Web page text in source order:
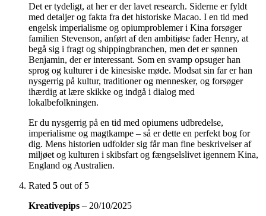
Det er tydeligt, at her er der lavet research. Siderne er fyldt
med detaljer og fakta fra det historiske Macao. I en tid med
engelsk imperialisme og opiumproblemer i Kina forsøger
familien Stevenson, anført af den ambitiøse fader Henry, at
begå sig i fragt og shippingbranchen, men det er sønnen
Benjamin, der er interessant. Som en svamp opsuger han
sprog og kulturer i de kinesiske møde. Modsat sin far er han
nysgerrig på kultur, traditioner og mennesker, og forsøger
ihærdig at lære skikke og indgå i dialog med
lokalbefolkningen.
Er du nysgerrig på en tid med opiumens udbredelse,
imperialisme og magtkampe – så er dette en perfekt bog for
dig. Mens historien udfolder sig får man fine beskrivelser af
miljøet og kulturen i skibsfart og fængselslivet igennem Kina,
England og Australien.
Rated 5 out of 5
Kreativepips – 20/10/2025